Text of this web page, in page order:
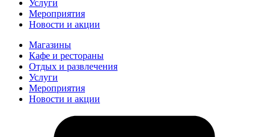
Услуги
Мероприятия
Новости и акции
Магазины
Кафе и рестораны
Отдых и развлечения
Услуги
Мероприятия
Новости и акции